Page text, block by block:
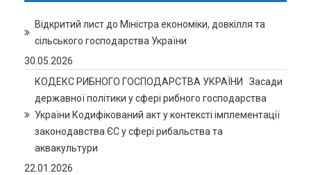
Відкритий лист до Міністра економіки, довкілля та
сільського господарства України
30.05.2026
КОДЕКС РИБНОГО ГОСПОДАРСТВА УКРАЇНИ Засади
державної політики у сфері рибного господарства
України Кодифікований акт у контексті імплементації
законодавства ЄС у сфері рибальства та
аквакультури
22.01.2026